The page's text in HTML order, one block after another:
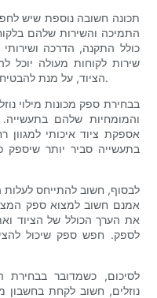
תכונה חשובה נוספת שיש
התמיכה והשירות שלהם
כולל התקנה, הדרכה
שירות לקוחות מעולה יוכל
הציוד, על מנת להבטיח שתפעולכם יתנהל בצורה חלקה ויעילה.
בבחירת ספק מכונות מילוי
והמומחיות שלהם
אספקת ציוד איכותי למגוון
בתעשייה סביר יותר שיספק
לבסוף, חשוב להתייחס לעלות
אמנם חשוב למצוא ספק
את הערך הכולל של הציוד
לספק. חפש ספק שיכול
לסיכום, כשמדובר בבחירת
נוזלים, חשוב לקחת